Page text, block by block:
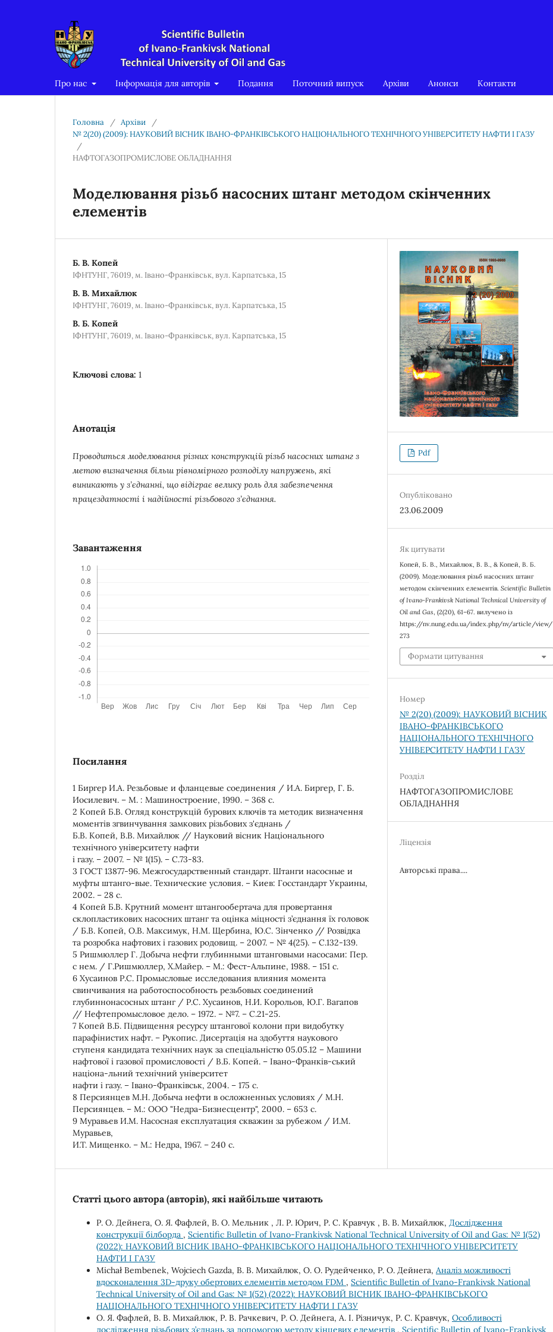
Про нас Інформація для авторів Подання Поточний випуск Архіви Анонси Контакти
Головна / Архіви
/
№ 2(20) (2009): НАУКОВИЙ ВІСНИК ІВАНО-ФРАНКІВСЬКОГО НАЦІОНАЛЬНОГО ТЕХНІЧНОГО УНІВЕРСИТЕТУ НАФТИ І ГАЗУ
/
НАФТОГАЗОПРОМИСЛОВЕ ОБЛАДНАННЯ
Моделювання різьб насосних штанг методом скінченних
елементів
Б. В. Копей
ІФНТУНГ, 76019, м. Івано-Франківськ, вул. Карпатська, 15
В. В. Михайлюк
ІФНТУНГ, 76019, м. Івано-Франківськ, вул. Карпатська, 15
В. Б. Копей
ІФНТУНГ, 76019, м. Івано-Франківськ, вул. Карпатська, 15
Ключові слова: 1
Анотація
Проводиться моделювання різних конструкцій різьб насосних штанг з
метою визначення більш рівномірного розподілу напружень, які
виникають у з’єднанні, що відіграє велику роль для забезпечення
працездатності і надійності різьбового з’єднання.
Завантаження
Посилання
1 Биргер И.А. Резьбовые и фланцевые соединения / И.А. Биргер, Г. Б.
Иосилевич. – М. : Машиностроение, 1990. – 368 с.
2 Копей Б.В. Огляд конструкцій бурових ключів та методик визначення
моментів згвинчування замкових різьбових з'єднань /
Б.В. Копей, В.В. Михайлюк // Науковий вісник Національного
технічного університету нафти
і газу. – 2007. – № 1(15). – С.73-83.
3 ГОСТ 13877-96. Межгосударственный стандарт. Штанги насосные и
муфты штанго-вые. Технические условия. – Киев: Гоcстандарт Украины,
2002. – 28 с.
4 Копей Б.В. Крутний момент штангообертача для провертання
склопластикових насосних штанг та оцінка міцності з’єднання їх головок
/ Б.В. Копей, О.В. Максимук, Н.М. Щербина, Ю.С. Зінченко // Розвідка
та розробка нафтових і газових родовищ. – 2007. – № 4(25). – С.132-139.
5 Ришмюллер Г. Добыча нефти глубинными штанговыми насосами: Пер.
с нем. / Г.Ришмюллер, Х.Майер. – М.: Фест-Альпине, 1988. – 151 с.
6 Хусаинов Р.С. Промысловые исследования влияния момента
свинчивания на работоспособность резьбовых соединений
глубиннонасосных штанг / Р.С. Хусаинов, Н.И. Корольов, Ю.Г. Вагапов
// Нефтепромысловое дело. – 1972. – №7. – С.21-25.
7 Копей В.Б. Підвищення ресурсу штангової колони при видобутку
парафінистих нафт. – Рукопис. Дисертація на здобуття наукового
ступеня кандидата технічних наук за спеціальністю 05.05.12 – Машини
нафтової і газової промисловості / В.Б. Копей. – Івано-Франків-ський
націона-льний технічний університет
нафти і газу. – Івано-Франківськ, 2004. – 175 c.
8 Персиянцев М.Н. Добыча нефти в осложненных условиях / М.Н.
Персиянцев. – М.: ООО "Недра-Бизнесцентр", 2000. – 653 с.
9 Муравьев И.М. Насосная експлуатация скважин за рубежом / И.М.
Муравьев,
И.Т. Мищенко. – М.: Недра, 1967. – 240 с.
Pdf
Опубліковано
23.06.2009
Як цитувати
Копей, Б. В., Михайлюк, В. В., & Копей, В. Б.
(2009). Моделювання різьб насосних штанг
методом скінченних елементів.Scientific Bulletin
of Ivano-Frankivsk National Technical University of
Oil and Gas, (2(20), 61–67. вилучено із
https://nv.nung.edu.ua/index.php/nv/article/view/
273
Формати цитування
Номер
№ 2(20) (2009): НАУКОВИЙ ВІСНИК
ІВАНО-ФРАНКІВСЬКОГО
НАЦІОНАЛЬНОГО ТЕХНІЧНОГО
УНІВЕРСИТЕТУ НАФТИ І ГАЗУ
Розділ
НАФТОГАЗОПРОМИСЛОВЕ
ОБЛАДНАННЯ
Ліцензія
Авторські права....
Статті цього автора (авторів), які найбільше читають
Р. О. Дейнега, О. Я. Фафлей, В. О. Мельник , Л. Р. Юрич, Р. С. Кравчук , В. В. Михайлюк, Дослідження
конструкції білборда , Scientific Bulletin of Ivano-Frankivsk National Technical University of Oil and Gas: № 1(52)
(2022): НАУКОВИЙ ВІСНИК ІВАНО-ФРАНКІВСЬКОГО НАЦІОНАЛЬНОГО ТЕХНІЧНОГО УНІВЕРСИТЕТУ
НАФТИ І ГАЗУ
Michał Bembenek, Wojciech Gazda, В. В. Михайлюк, О. О. Рудейченко, Р. О. Дейнега, Аналіз можливості
вдосконалення 3D-друку обертових елементів методом FDM , Scientific Bulletin of Ivano-Frankivsk National
Technical University of Oil and Gas: № 1(52) (2022): НАУКОВИЙ ВІСНИК ІВАНО-ФРАНКІВСЬКОГО
НАЦІОНАЛЬНОГО ТЕХНІЧНОГО УНІВЕРСИТЕТУ НАФТИ І ГАЗУ
О. Я. Фафлей, В. В. Михайлюк, Р. В. Рачкевич, Р. О. Дейнега, А. І. Різничук, Р. С. Кравчук, Особливості
дослідження різьбових з’єднань за допомогою методу кінцевих елементів , Scientific Bulletin of Ivano-Frankivsk